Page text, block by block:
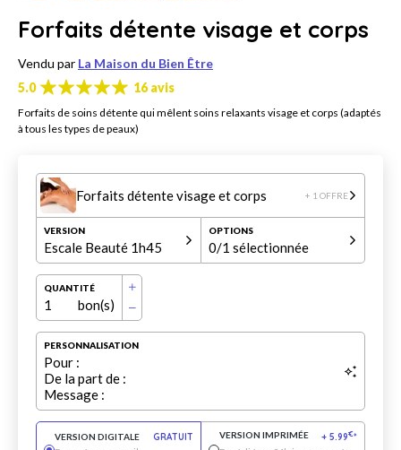
Forfaits détente visage et corps
Vendu par La Maison du Bien Être
5.0
16 avis
Forfaits de soins détente qui mêlent soins relaxants visage et corps (adaptés
à tous les types de peaux)
Forfaits détente visage et corps + 1 OFFRE
VERSION
Escale Beauté 1h45
OPTIONS
0/1 sélectionnée
QUANTITÉ
1 bon(s)
PERSONNALISATION
Pour :
De la part de :
Message :
VERSION DIGITALE
GRATUIT
VERSION IMPRIMÉE + 5.99€*